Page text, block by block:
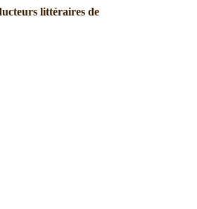
littéraires de